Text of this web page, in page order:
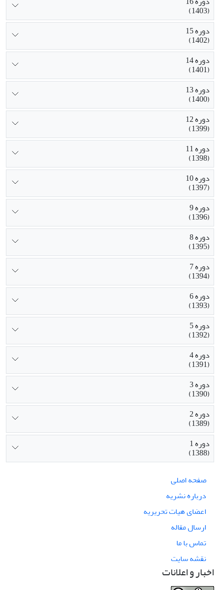
(1403)
دوره 15
(1402)
دوره 14
(1401)
دوره 13
(1400)
دوره 12
(1399)
دوره 11
(1398)
دوره 10
(1397)
دوره 9
(1396)
دوره 8
(1395)
دوره 7
(1394)
دوره 6
(1393)
دوره 5
(1392)
دوره 4
(1391)
دوره 3
(1390)
دوره 2
(1389)
دوره 1
(1388)
صفحه اصلی
درباره نشریه
اعضای هیات تحریریه
ارسال مقاله
تماس با ما
نقشه سایت
اخبار و اعلانات